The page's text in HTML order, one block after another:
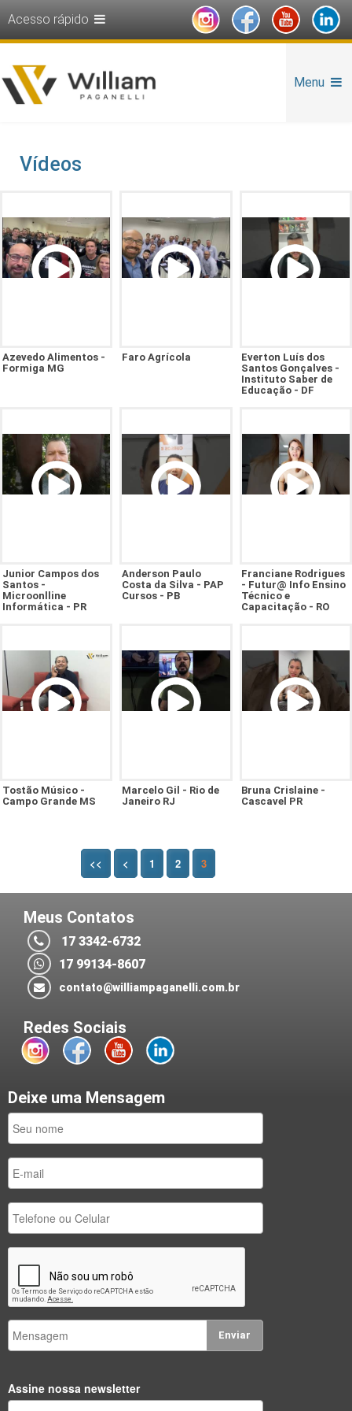
Acesso rápido
Menu
Vídeos
Azevedo Alimentos -
Formiga MG
Faro Agrícola
Everton Luís dos
Santos Gonçalves -
Instituto Saber de
Educação - DF
Junior Campos dos
Santos -
Microonlline
Informática - PR
Anderson Paulo
Costa da Silva - PAP
Cursos - PB
Franciane Rodrigues
- Futur@ Info Ensino
Técnico e
Capacitação - RO
Tostão Músico -
Campo Grande MS
Marcelo Gil - Rio de
Janeiro RJ
Bruna Crislaine -
Cascavel PR
<< < 1 2 3
Meus Contatos
17 3342-6732
17 99134-8607
contato@williampaganelli.com.br
Redes Sociais
Deixe uma Mensagem
Enviar
Assine nossa newsletter